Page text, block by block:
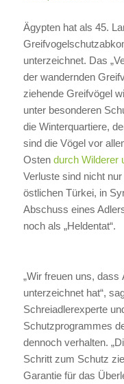
Ägypten hat als 45.
unterzeichnet. Das
der wandernden
ziehende Greifvögel
unter besonderen
die Winterquartiere,
sind die Vögel vor
Osten durch Wilderer
Verluste sind nicht
östlichen Türkei, in
Abschuss eines
noch als „Heldentat“.
„Wir freuen uns,
unterzeichnet hat“,
Schreiadlerexperte
Schutzprogrammes
dennoch verhalten.
Schritt zum Schutz
Garantie für das